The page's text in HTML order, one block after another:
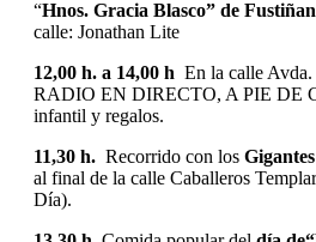
“Hnos. Gracia Blasco” de
calle: Jonathan Lite
12,00 h. a 14,00 h En la calle
RADIO EN DIRECTO, A PIE DE
infantil y regalos.
11,30 h. Recorrido con los
al final de la calle Caballeros
Día).